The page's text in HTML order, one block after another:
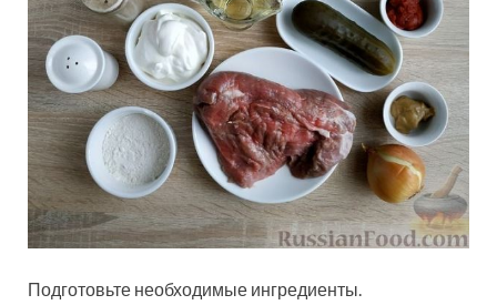
Подготовьте необходимые ингредиенты.